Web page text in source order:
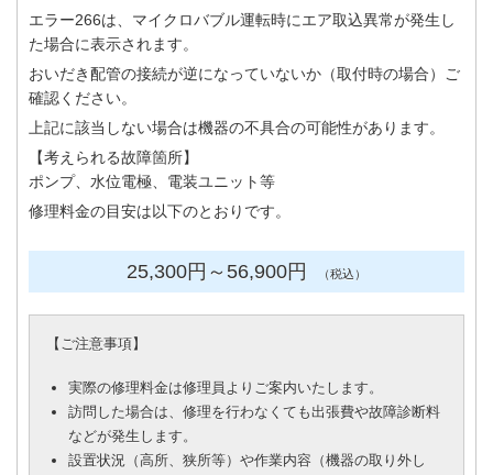
エラー266は、マイクロバブル運転時にエア取込異常が発生し
た場合に表示されます。
おいだき配管の接続が逆になっていないか（取付時の場合）ご
確認ください。
上記に該当しない場合は機器の不具合の可能性があります。
【考えられる故障箇所】
ポンプ、水位電極、電装ユニット等
修理料金の目安は以下のとおりです。
25,300円 ～56,900円 （税込）
【 ご注意事項】
実際の修理料金は修理員よりご案内いたします。
訪問した場合は、修理を行わなくても出張費や故障診断料
などが発生します。
設置状況（高所、狭所等）や作業内容（機器の取り外し